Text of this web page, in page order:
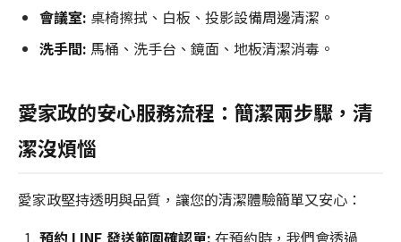
會議室: 桌椅擦拭、白板、投影設備周邊清潔。
洗手間: 馬桶、洗手台、鏡面、地板清潔消毒。
愛家政的安心服務流程：簡潔兩步驟，清
潔沒煩惱
愛家政堅持透明與品質，讓您的清潔體驗簡單又安心：
預約 LINE 發送範圍確認單: 在預約時，我們會透過